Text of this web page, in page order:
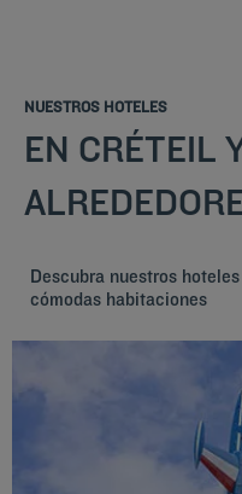
NUESTROS HOTELES
EN CRÉTEIL
Descubra nuestros
cómodas habitaciones